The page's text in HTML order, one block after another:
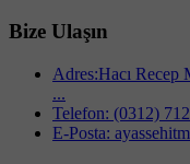
Bize Ulaşın
Adres:Hacı Recep
...
Telefon: (0312)
E-Posta: